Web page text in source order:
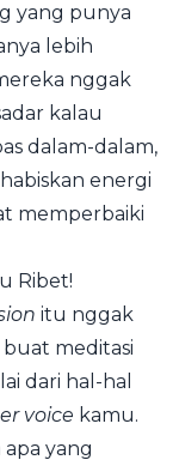
yang punya
lebih
nggak
kalau
dalam-dalam,
energi
memperbaiki
Ribet!
itu nggak
meditasi
dari hal-hal
voice kamu.
yang